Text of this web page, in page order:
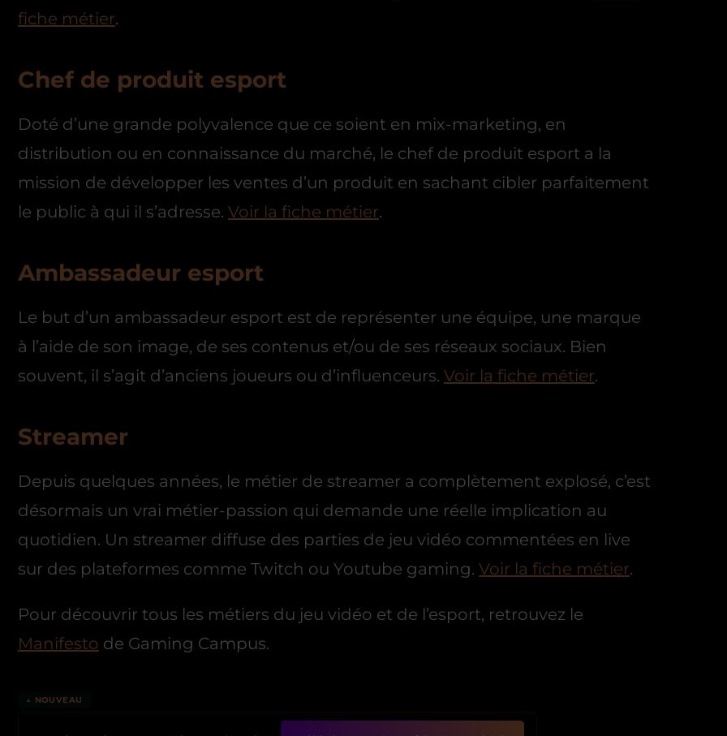
fiche métier.
Chef de produit esport
Doté d’une grande polyvalence que ce soient en mix-marketing, en
distribution ou en connaissance du marché, le chef de produit esport a la
mission de développer les ventes d’un produit en sachant cibler parfaitement
le public à qui il s’adresse. Voir la fiche métier.
Ambassadeur esport
Le but d’un ambassadeur esport est de représenter une équipe, une marque
à l’aide de son image, de ses contenus et/ou de ses réseaux sociaux. Bien
souvent, il s’agit d’anciens joueurs ou d’influenceurs. Voir la fiche métier.
Streamer
Depuis quelques années, le métier de streamer a complètement explosé, c’est
désormais un vrai métier-passion qui demande une réelle implication au
quotidien. Un streamer diffuse des parties de jeu vidéo commentées en live
sur des plateformes comme Twitch ou Youtube gaming. Voir la fiche métier.
Pour découvrir tous les métiers du jeu vidéo et de l’esport, retrouvez le
Manifesto de Gaming Campus.
↓ NOUVEAU